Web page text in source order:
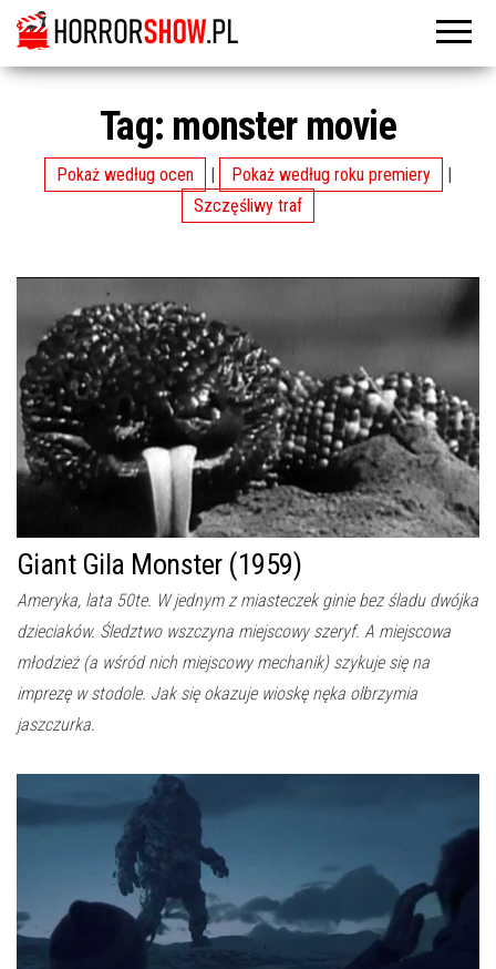
Tag: monster movie
Pokaż według ocen | Pokaż według roku premiery
|
Szczęśliwy traf
Giant Gila Monster (1959)
Ameryka, lata 50te. W jednym z miasteczek ginie bez śladu dwójka
dzieciaków. Śledztwo wszczyna miejscowy szeryf. A miejscowa
młodzież (a wśród nich miejscowy mechanik) szykuje się na
imprezę w stodole. Jak się okazuje wioskę nęka olbrzymia
jaszczurka.